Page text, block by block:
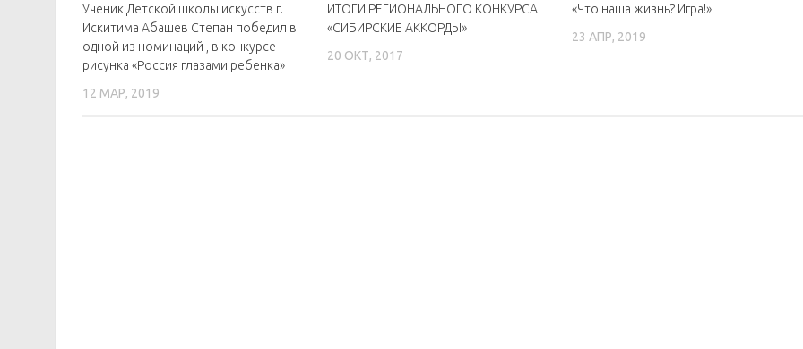
Ученик Детской школы искусств г.
Искитима Абашев Степан победил в
одной из номинаций , в конкурсе
рисунка «Россия глазами ребенка»
12 МАР, 2019
ИТОГИ РЕГИОНАЛЬНОГО КОНКУРСА
«СИБИРСКИЕ АККОРДЫ»
20 ОКТ, 2017
«Что наша жизнь? Игра!»
23 АПР, 2019